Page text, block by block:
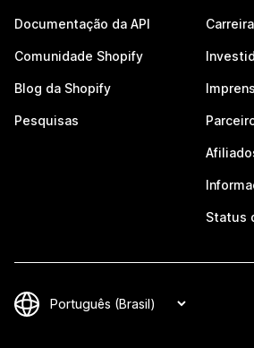
Documentação da API
Comunidade Shopify
Blog da Shopify
Pesquisas
Status